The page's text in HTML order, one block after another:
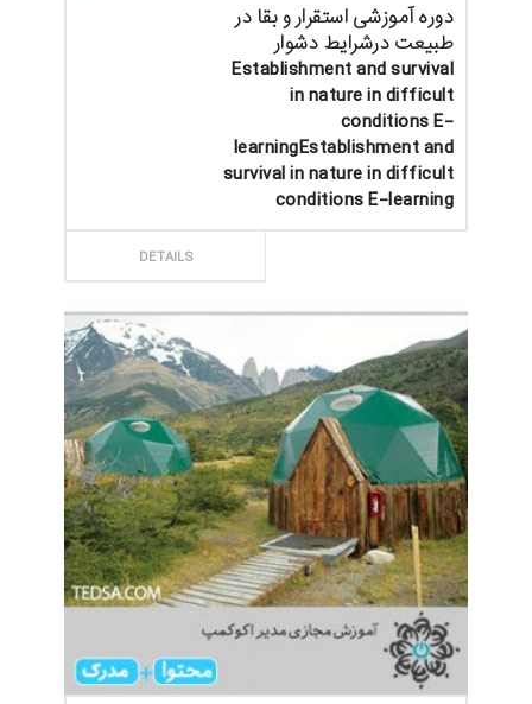
دوره آموزشی استقرار و بقا در
طبیعت درشرایط دشوار
Establishment and survival
in nature in difficult
conditions E-
learningEstablishment and
survival in nature in difficult
conditions E-learning
DETAILS